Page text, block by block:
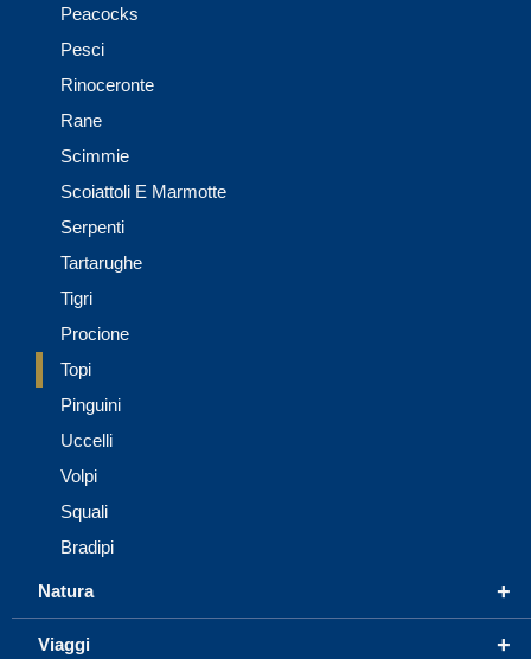
Peacocks
Pesci
Rinoceronte
Rane
Scimmie
Scoiattoli E Marmotte
Serpenti
Tartarughe
Tigri
Procione
Topi
Pinguini
Uccelli
Volpi
Squali
Bradipi
+
Natura
+
Viaggi